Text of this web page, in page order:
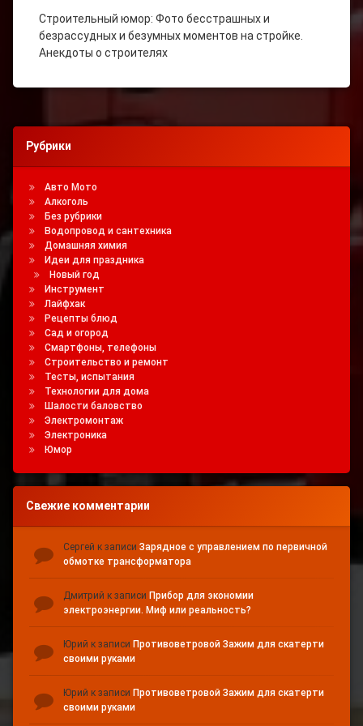
Строительный юмор: Фото бесстрашных и
безрассудных и безумных моментов на стройке.
Анекдоты о строителях
Рубрики
Авто Мото
Алкоголь
Без рубрики
Водопровод и сантехника
Домашняя химия
Идеи для праздника
Новый год
Инструмент
Лайфхак
Рецепты блюд
Сад и огород
Смартфоны, телефоны
Строительство и ремонт
Тесты, испытания
Технологии для дома
Шалости баловство
Электромонтаж
Электроника
Юмор
Свежие комментарии
Сергей к записи Зарядное с управлением по первичной
обмотке трансформатора
Дмитрий к записи Прибор для экономии
электроэнергии. Миф или реальность?
Юрий к записи Противоветровой Зажим для скатерти
своими руками
Юрий к записи Противоветровой Зажим для скатерти
своими руками